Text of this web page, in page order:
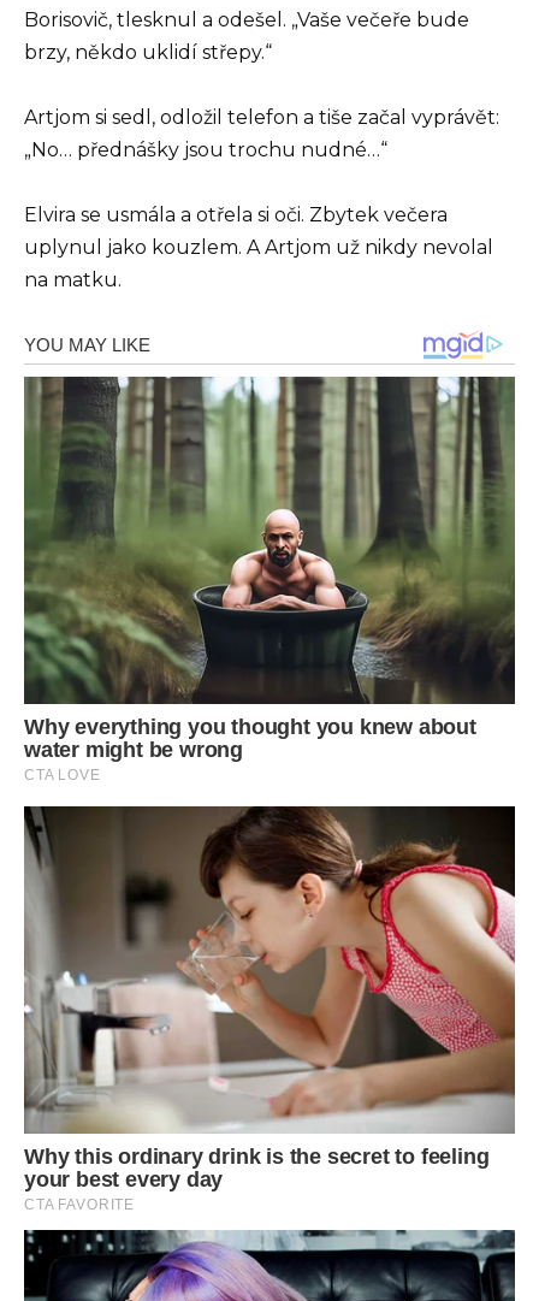
Borisovič, tlesknul a odešel. „Vaše večeře bude
brzy, někdo uklidí střepy.“
Artjom si sedl, odložil telefon a tiše začal vyprávět:
„No… přednášky jsou trochu nudné…“
Elvira se usmála a otřela si oči. Zbytek večera
uplynul jako kouzlem. A Artjom už nikdy nevolal
na matku.